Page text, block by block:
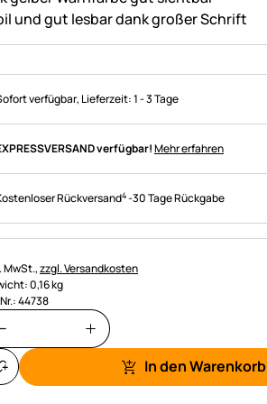
und gut lesbar dank großer Schrift
verfügbar, Lieferzeit:1 - 3 Tage
verfügbar!Mehr erfahren
Rückversand4-30 Tage Rückgabe
MwSt.,zzgl. Versandkosten
0,16 kg
44738
In den Warenkorb